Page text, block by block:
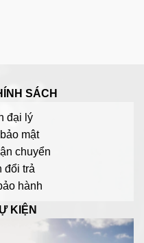
SÁCH
đại lý
mật
chuyển
đổi trả
hành
KIỆN